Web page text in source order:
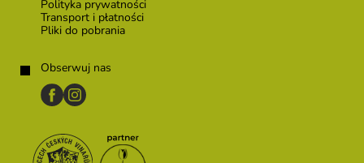
Polityka prywatności
Transport i płatności
Pliki do pobrania
Obserwuj nas